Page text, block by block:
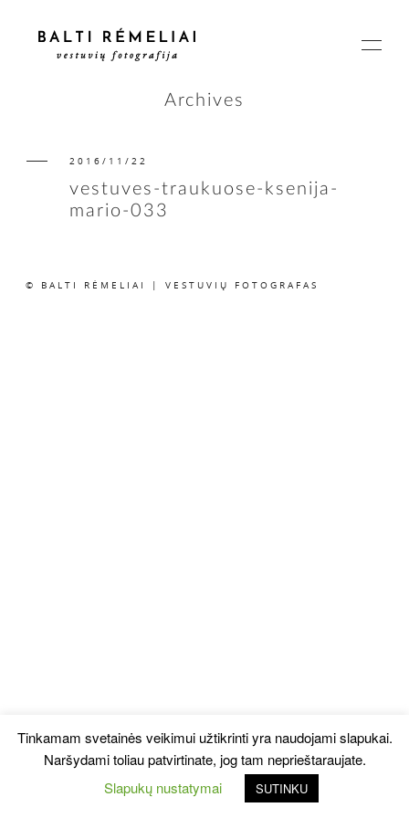
PAGRINDINIS
ISTORIJOS
Archives
2016/11/22
vestuves-traukuose-ksenija-
mario-033
© BALTI RĖMELIAI | VESTUVIŲ FOTOGRAFAS
Tinkamam svetainės veikimui užtikrinti yra naudojami slapukai.
Naršydami toliau patvirtinate, jog tam neprieštaraujate.
Slapukų nustatymai
SUTINKU